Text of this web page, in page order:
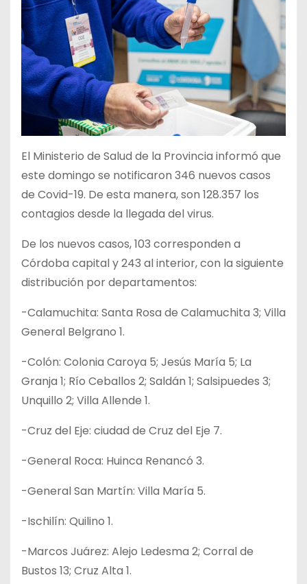
El Ministerio de Salud de la Provincia informó que
este domingo se notificaron 346 nuevos casos
de Covid-19. De esta manera, son 128.357 los
contagios desde la llegada del virus.
De los nuevos casos, 103 corresponden a
Córdoba capital y 243 al interior, con la siguiente
distribución por departamentos:
-Calamuchita: Santa Rosa de Calamuchita 3; Villa
General Belgrano 1.
-Colón: Colonia Caroya 5; Jesús María 5; La
Granja 1; Río Ceballos 2; Saldán 1; Salsipuedes 3;
Unquillo 2; Villa Allende 1.
-Cruz del Eje: ciudad de Cruz del Eje 7.
-General Roca: Huinca Renancó 3.
-General San Martín: Villa María 5.
-Ischilín: Quilino 1.
-Marcos Juárez: Alejo Ledesma 2; Corral de
Bustos 13; Cruz Alta 1.